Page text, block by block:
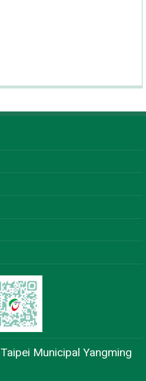
Taipei Municipal Yangming